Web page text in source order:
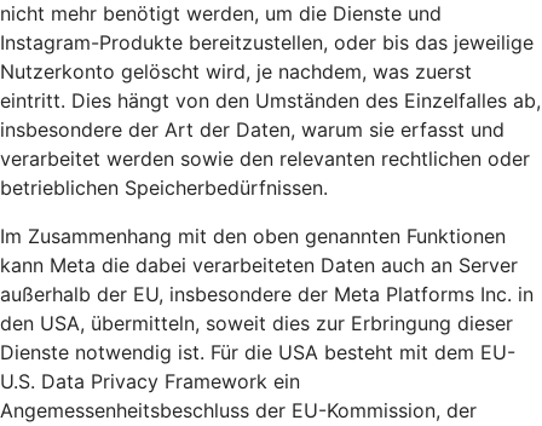
nicht mehr benötigt werden, um die Dienste und
Instagram-Produkte bereitzustellen, oder bis das jeweilige
Nutzerkonto gelöscht wird, je nachdem, was zuerst
eintritt. Dies hängt von den Umständen des Einzelfalles ab,
insbesondere der Art der Daten, warum sie erfasst und
verarbeitet werden sowie den relevanten rechtlichen oder
betrieblichen Speicherbedürfnissen.
Im Zusammenhang mit den oben genannten Funktionen
kann Meta die dabei verarbeiteten Daten auch an Server
außerhalb der EU, insbesondere der Meta Platforms Inc. in
den USA, übermitteln, soweit dies zur Erbringung dieser
Dienste notwendig ist. Für die USA besteht mit dem EU-
U.S. Data Privacy Framework ein
Angemessenheitsbeschluss der EU-Kommission, der